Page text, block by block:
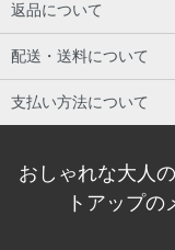
返品について
配送・送料について
支払い方法について
おしゃれな大人
トアップの